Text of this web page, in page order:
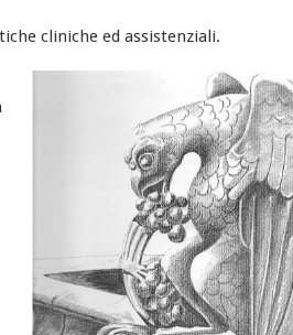
cliniche ed assistenziali.